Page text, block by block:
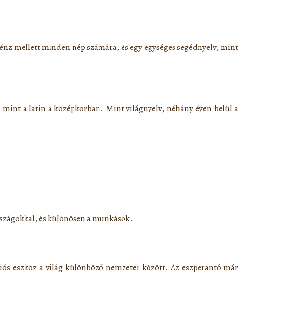
mellett minden nép számára, és egy egységes segédnyelv, mint
a latin a középkorban. Mint világnyelv, néhány éven belül a
és különösen a munkások.
eszköz a világ különböző nemzetei között. Az eszperantó már